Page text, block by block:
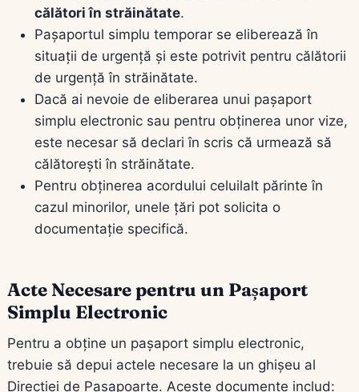
călători în străinătate.
Pașaportul simplu temporar se eliberează în
situații de urgență și este potrivit pentru călătorii
de urgență în străinătate.
Dacă ai nevoie de eliberarea unui pașaport
simplu electronic sau pentru obținerea unor vize,
este necesar să declari în scris că urmează să
călătorești în străinătate.
Pentru obținerea acordului celuilalt părinte în
cazul minorilor, unele țări pot solicita o
documentație specifică.
Acte Necesare pentru un Pașaport
Simplu Electronic
Pentru a obține un pașaport simplu electronic,
trebuie să depui actele necesare la un ghișeu al
Direcției de Pașapoarte. Aceste documente includ: